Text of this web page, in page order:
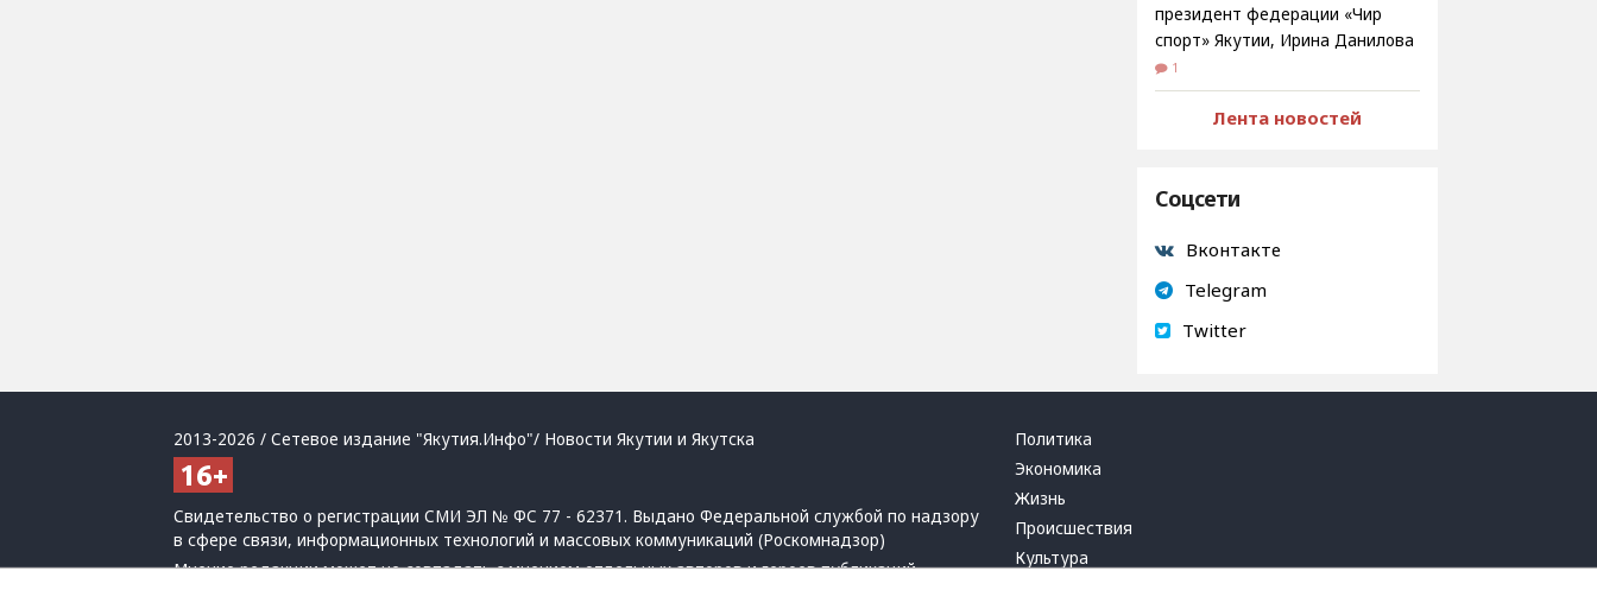
президент федерации «Чир
спорт» Якутии, Ирина Данилова
1
Лента новостей
Соцсети
Вконтакте
Telegram
Twitter
2013-2026 / Сетевое издание "Якутия.Инфо"/ Новости Якутии и Якутска
Свидетельство о регистрации СМИ ЭЛ № ФС 77 - 62371. Выдано Федеральной службой по надзору
в сфере связи, информационных технологий и массовых коммуникаций (Роскомнадзор)
Мнение редакции может не совпадать с мнением отдельных авторов и героев публикаций.
Политика
Экономика
Жизнь
Происшествия
Культура